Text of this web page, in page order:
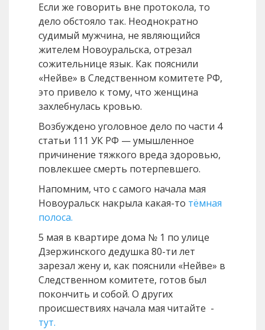
Если же говорить вне протокола, то
дело обстояло так. Неоднократно
судимый мужчина, не являющийся
жителем Новоуральска, отрезал
сожительнице язык. Как пояснили
«Нейве» в Следственном комитете РФ,
это привело к тому, что женщина
захлебнулась кровью.
Возбуждено уголовное дело по части 4
статьи 111 УК РФ — умышленное
причинение тяжкого вреда здоровью,
повлекшее смерть потерпевшего.
Напомним, что с самого начала мая
Новоуральск накрыла какая-то тёмная
полоса.
5 мая в квартире дома № 1 по улице
Дзержинского дедушка 80-ти лет
зарезал жену и, как пояснили «Нейве» в
Следственном комитете, готов был
покончить и собой. О других
происшествиях начала мая читайте -
тут.